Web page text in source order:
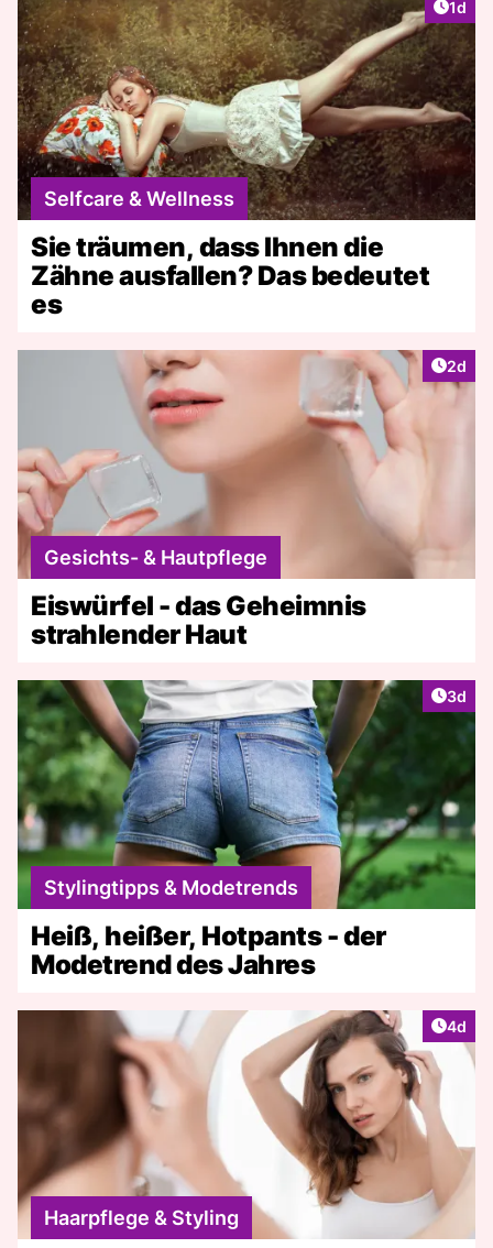
1d
Selfcare & Wellness
Sie träumen, dass Ihnen die
Zähne ausfallen? Das bedeutet
es
2d
Gesichts- & Hautpflege
Eiswürfel - das Geheimnis
strahlender Haut
3d
Stylingtipps & Modetrends
Heiß, heißer, Hotpants - der
Modetrend des Jahres
4d
Haarpflege & Styling